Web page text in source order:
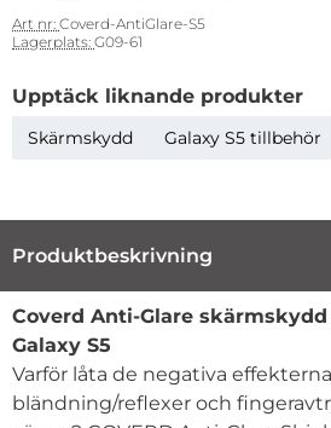
Art nr: Coverd-AntiGlare-S5
Lagerplats: G09-61
Upptäck liknande produkter
Skärmskydd Galaxy S5 tillbehör
Produktbeskrivning
Coverd Anti-Glare
Galaxy S5
Varför låta de negativa
bländning/reflexer och